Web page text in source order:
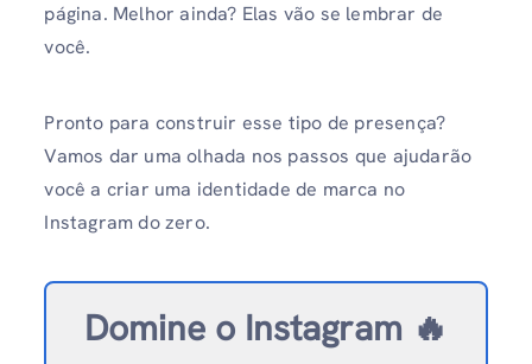
página. Melhor ainda? Elas vão se lembrar de
você.
Pronto para construir esse tipo de presença?
Vamos dar uma olhada nos passos que ajudarão
você a criar uma identidade de marca no
Instagram do zero.
Domine o Instagram 🔥